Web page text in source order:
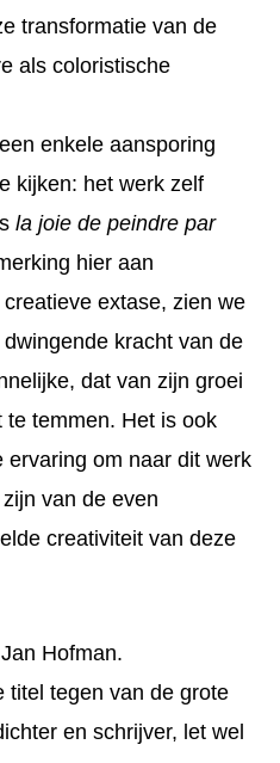
transformatie van de
als coloristische
enkele aansporing
kijken: het werk zelf
la joie de peindre par
hier aan
extase, zien we
kracht van de
dat van zijn groei
temmen. Het is ook
ervaring om naar dit werk
van de even
creativiteit van deze
Hofman.
titel tegen van de grote
en schrijver, let wel